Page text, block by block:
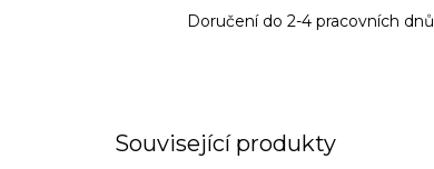
Doručení do 2-4 pracovních dnů
Související produkty